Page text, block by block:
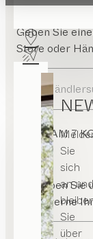
Sie
sich
an und
Sie
über
Geben Sie
Store oder
Zur
TEAM 7
Schreiben
Ihnen gerne